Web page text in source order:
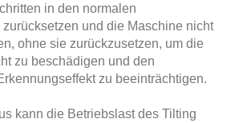
in den normalen
zurücksetzen und die Maschine nicht
ohne sie zurückzusetzen, um die
zu beschädigen und den
zu beeinträchtigen.
kann die Betriebslast des Tilting